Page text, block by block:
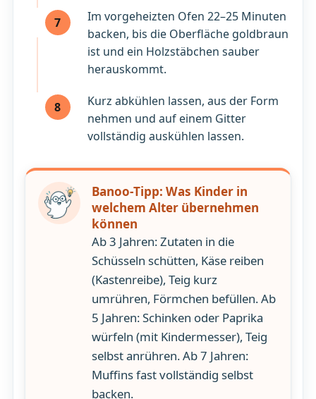
7
Im vorgeheizten Ofen 22–25 Minuten
backen, bis die Oberfläche goldbraun
ist und ein Holzstäbchen sauber
herauskommt.
8
Kurz abkühlen lassen, aus der Form
nehmen und auf einem Gitter
vollständig auskühlen lassen.
Banoo-Tipp: Was Kinder in
welchem Alter übernehmen
können
Ab 3 Jahren: Zutaten in die
Schüsseln schütten, Käse reiben
(Kastenreibe), Teig kurz
umrühren, Förmchen befüllen. Ab
5 Jahren: Schinken oder Paprika
würfeln (mit Kindermesser), Teig
selbst anrühren. Ab 7 Jahren:
Muffins fast vollständig selbst
backen.